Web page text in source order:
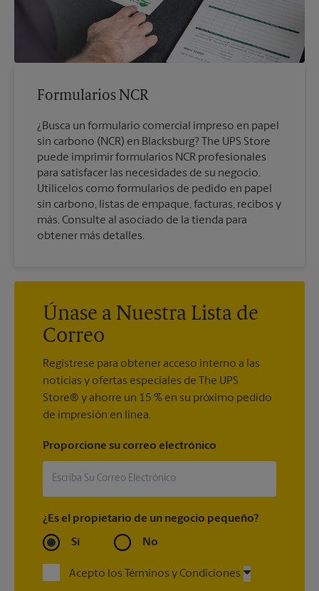
Formularios NCR
¿Busca un formulario comercial impreso en papel
sin carbono (NCR) en Blacksburg? The UPS Store
puede imprimir formularios NCR profesionales
para satisfacer las necesidades de su negocio.
Utilícelos como formularios de pedido en papel
sin carbono, listas de empaque, facturas, recibos y
más. Consulte al asociado de la tienda para
obtener más detalles.
Únase a Nuestra Lista de
Correo
Regístrese para obtener acceso interno a las
noticias y ofertas especiales de The UPS
Store® y ahorre un 15 % en su próximo pedido
de impresión en línea.
Proporcione su correo electrónico
¿Es el propietario de un negocio pequeño?
Sí No
Acepto los Términos y Condiciones